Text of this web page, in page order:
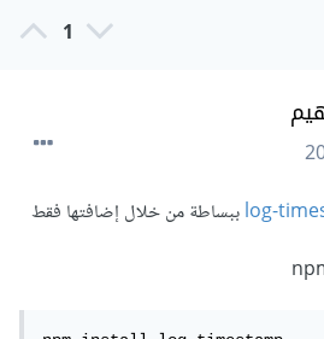
1
log-ببساطة من خلال إضافتها فقط